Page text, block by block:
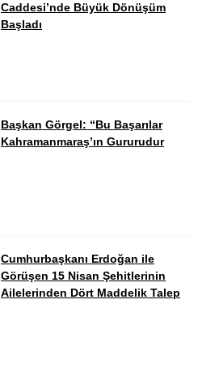
Caddesi’nde Büyük Dönüşüm
Başladı
Başkan Görgel: “Bu Başarılar
Kahramanmaraş’ın Gururudur
Cumhurbaşkanı Erdoğan ile
Görüşen 15 Nisan Şehitlerinin
Ailelerinden Dört Maddelik Talep